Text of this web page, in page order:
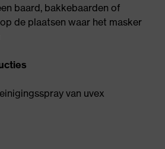
baard, bakkebaarden of
de plaatsen waar het masker
van uvex